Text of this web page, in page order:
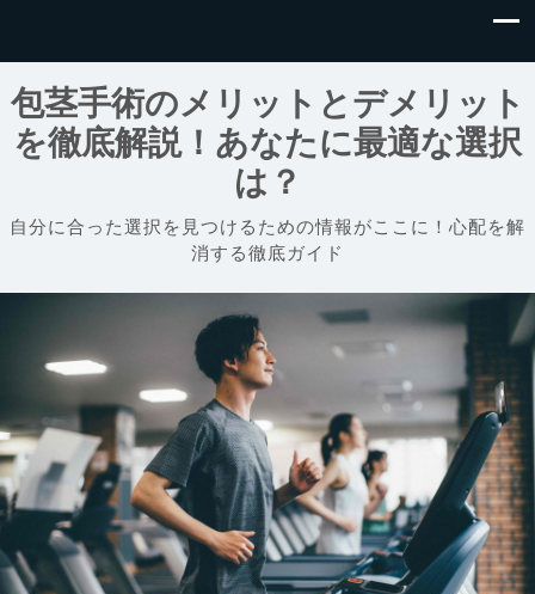
包茎手術のメリットとデメリット
を徹底解説！あなたに最適な選択
は？
自分に合った選択を見つけるための情報がここに！心配を解
消する徹底ガイド